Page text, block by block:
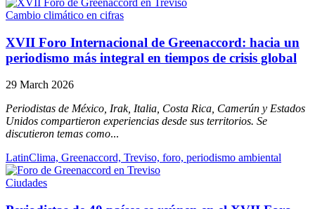
Cambio climático en cifras
XVII Foro Internacional de Greenaccord: hacia un
periodismo más integral en tiempos de crisis global
29 March 2026
Periodistas de México, Irak, Italia, Costa Rica, Camerún y Estados
Unidos compartieron experiencias desde sus territorios. Se
discutieron temas como...
LatinClima, Greenaccord, Treviso, foro, periodismo ambiental
Ciudades